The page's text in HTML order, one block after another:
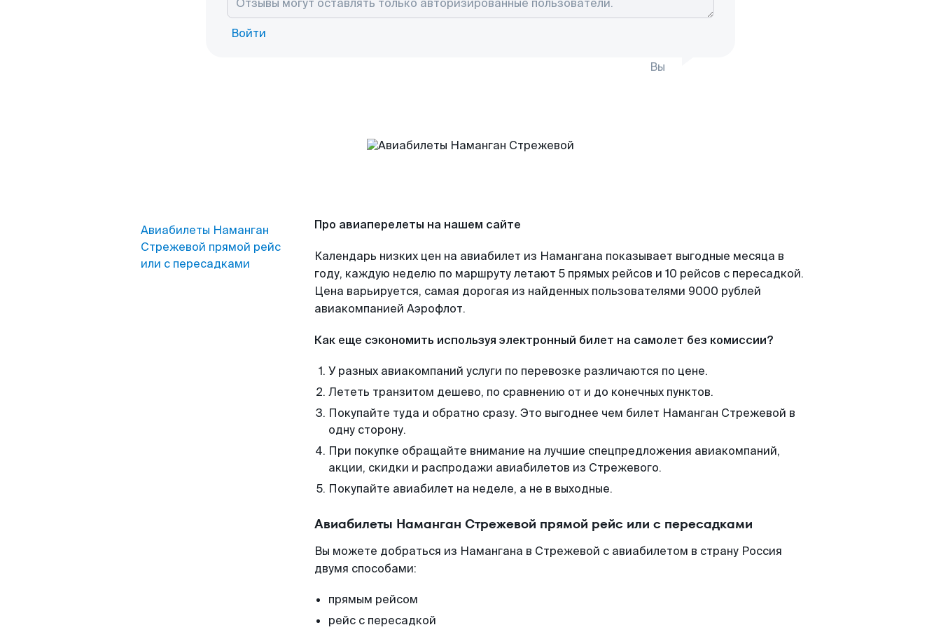
Войти
Вы
Авиабилеты Наманган
Стрежевой прямой рейс
или с пересадками
Про авиаперелеты на нашем сайте
Календарь низких цен на авиабилет из Намангана показывает выгодные месяца в
году, каждую неделю по маршруту летают 5 прямых рейсов и 10 рейсов с пересадкой.
Цена варьируется, самая дорогая из найденных пользователями 9000 рублей
авиакомпанией Аэрофлот.
Как еще сэкономить используя электронный билет на самолет без комиссии?
У разных авиакомпаний услуги по перевозке различаются по цене.
Лететь транзитом дешево, по сравнению от и до конечных пунктов.
Покупайте туда и обратно сразу. Это выгоднее чем билет Наманган Стрежевой в
одну сторону.
При покупке обращайте внимание на лучшие спецпредложения авиакомпаний,
акции, скидки и распродажи авиабилетов из Стрежевого.
Покупайте авиабилет на неделе, а не в выходные.
Авиабилеты Наманган Стрежевой прямой рейс или с пересадками
Вы можете добраться из Намангана в Стрежевой с авиабилетом в страну Россия
двумя способами:
прямым рейсом
рейс с пересадкой